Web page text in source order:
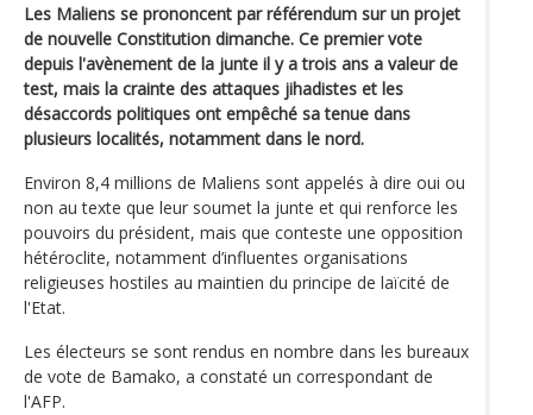
Les Maliens se prononcent par référendum sur un projet
de nouvelle Constitution dimanche. Ce premier vote
depuis l'avènement de la junte il y a trois ans a valeur de
test, mais la crainte des attaques jihadistes et les
désaccords politiques ont empêché sa tenue dans
plusieurs localités, notamment dans le nord.
Environ 8,4 millions de Maliens sont appelés à dire oui ou
non au texte que leur soumet la junte et qui renforce les
pouvoirs du président, mais que conteste une opposition
hétéroclite, notamment d’influentes organisations
religieuses hostiles au maintien du principe de laïcité de
l'Etat.
Les électeurs se sont rendus en nombre dans les bureaux
de vote de Bamako, a constaté un correspondant de
l'AFP.